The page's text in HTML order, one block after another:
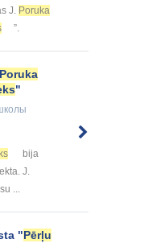
J. Poruka
”.
Poruka
"
bija
J.
...
"Pērļu